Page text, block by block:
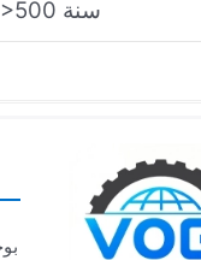
>500 سنة